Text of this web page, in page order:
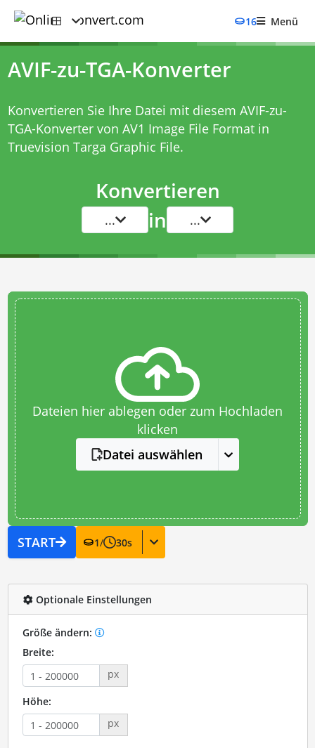
16 Menü
AVIF-zu-TGA-Konverter
Konvertieren Sie Ihre Datei mit diesem AVIF-zu-
TGA-Konvertervon AV1 Image File Format in
Truevision Targa Graphic File.
Konvertieren
... in ...
Dateien hier ablegen oder zum Hochladen
klicken
Datei auswählen
START 1/ 30s
Optionale Einstellungen
Größe ändern:
Breite:
px
Höhe:
px